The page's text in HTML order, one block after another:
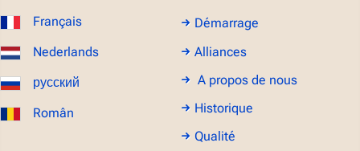
Français
Nederlands
русский
Român
Démarrage
Alliances
A propos de nous
Historique
Qualité